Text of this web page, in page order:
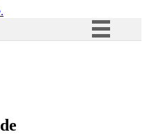
Acesso à informação